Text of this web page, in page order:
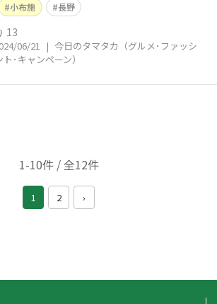
小布施 長野
13
06/21 | 今日のタマタカ（グルメ･ファッシ
･キャンペーン）
1-10件 / 全12件
1 2 ›